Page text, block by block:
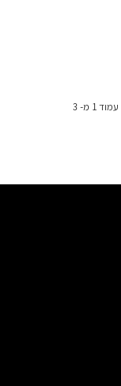
עמוד 1 מ- 3